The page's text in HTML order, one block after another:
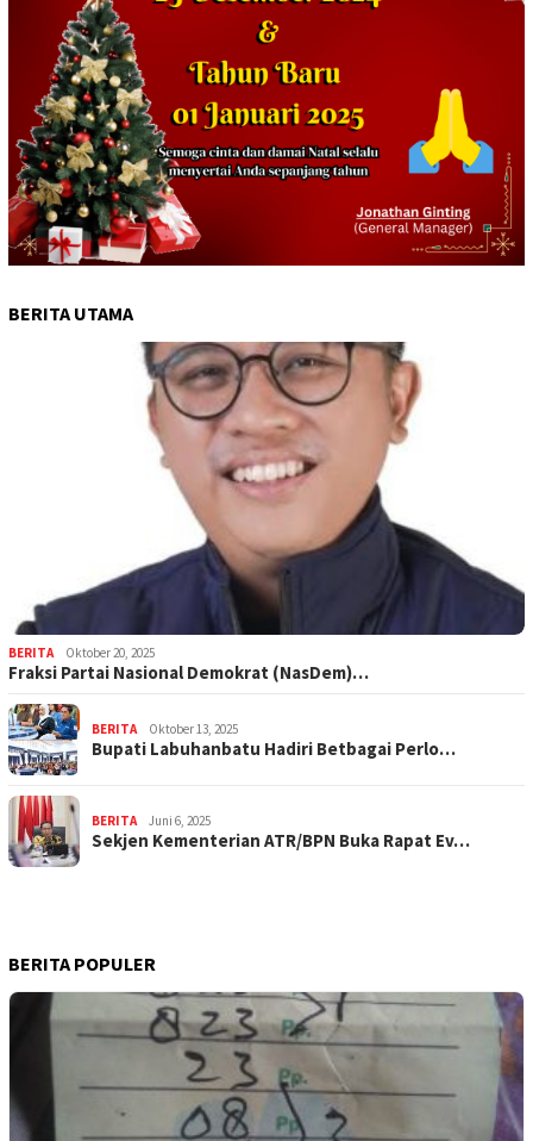
BERITA UTAMA
BERITA Oktober 20, 2025
Fraksi Partai Nasional Demokrat (NasDem)…
BERITA Oktober 13, 2025
Bupati Labuhanbatu Hadiri Betbagai Perlo…
BERITA Juni 6, 2025
Sekjen Kementerian ATR/BPN Buka Rapat Ev…
BERITA POPULER